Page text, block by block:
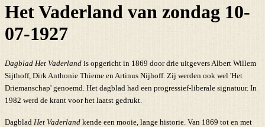
Het Vaderland van zondag 10-
07-1927
Dagblad Het Vaderland is opgericht in 1869 door drie uitgevers Albert Willem
Sijthoff, Dirk Anthonie Thieme en Artinus Nijhoff. Zij werden ook wel 'Het
Driemanschap' genoemd. Het dagblad had een progressief-liberale signatuur. In
1982 werd de krant voor het laatst gedrukt.
Dagblad Het Vaderland kende een mooie, lange historie. Van 1869 tot en met